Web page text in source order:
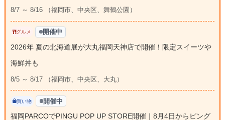
8/7 ～ 8/16 （福岡市、中央区、舞鶴公園）
グルメ 開催中
2026年 夏の北海道展が大丸福岡天神店で開催！限定スイーツや
海鮮丼も
8/5 ～ 8/17 （福岡市、中央区、大丸）
買い物 開催中
福岡PARCOでPINGU POP UP STORE開催｜8月4日からピング